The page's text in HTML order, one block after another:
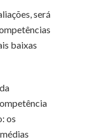
será
baixas
os